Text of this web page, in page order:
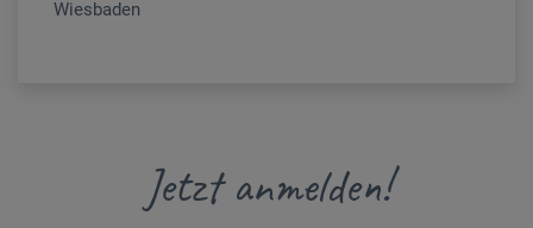
Wiesbaden
Jetzt anmelden!